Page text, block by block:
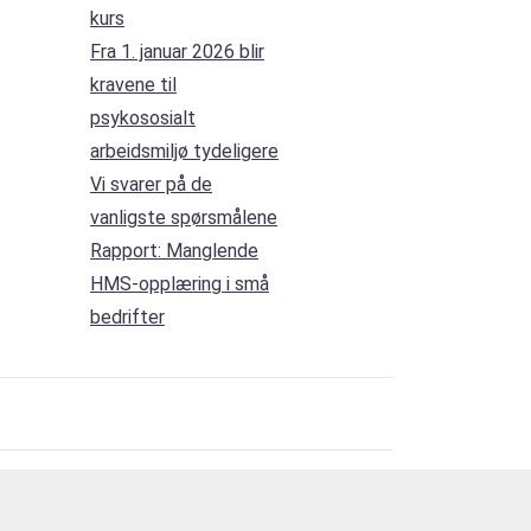
kurs
Fra 1. januar 2026 blir
kravene til
psykososialt
arbeidsmiljø tydeligere
Vi svarer på de
vanligste spørsmålene
Rapport: Manglende
HMS-opplæring i små
bedrifter